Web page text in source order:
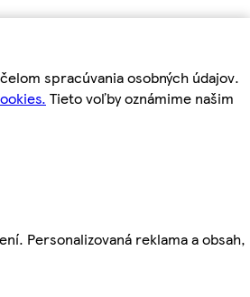
spracúvania osobných údajov.
Tieto voľby oznámime našim
Personalizovaná reklama a obsah,